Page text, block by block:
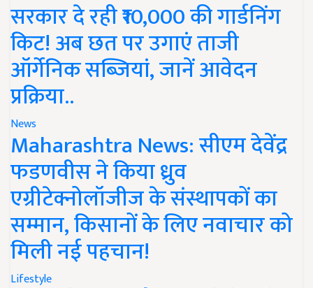
सरकार दे रही ₹10,000 की गार्डनिंग
किट! अब छत पर उगाएं ताजी
ऑर्गेनिक सब्जियां, जानें आवेदन
प्रक्रिया..
News
Maharashtra News: सीएम देवेंद्र
फडणवीस ने किया ध्रुव
एग्रीटेक्नोलॉजीज के संस्थापकों का
सम्मान, किसानों के लिए नवाचार को
मिली नई पहचान!
Lifestyle